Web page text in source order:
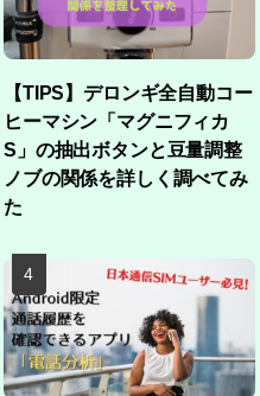
【TIPS】デロンギ全自動コー
ヒーマシン「マグニフィカ
S」の抽出ボタンと豆量調整
ノブの関係を詳しく調べてみ
た